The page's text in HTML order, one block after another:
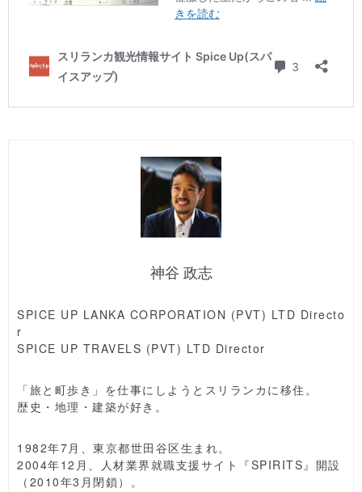
神谷 政志
SPICE UP LANKA CORPORATION (PVT) LTD Directo
r
SPICE UP TRAVELS (PVT) LTD Director
「旅と町歩き」を仕事にしようとスリランカに移住。
歴史・地理・建築が好き。
1982年7月、東京都世田谷区生まれ。
2004年12月、人材業界就職支援サイト『SPIRITS』開設
（2010年3月閉鎖）。